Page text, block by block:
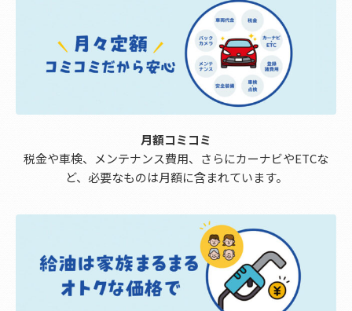
月額コミコミ
税金や車検、メンテナンス費用、さらにカーナビやETCな
ど、必要なものは月額に含まれています。